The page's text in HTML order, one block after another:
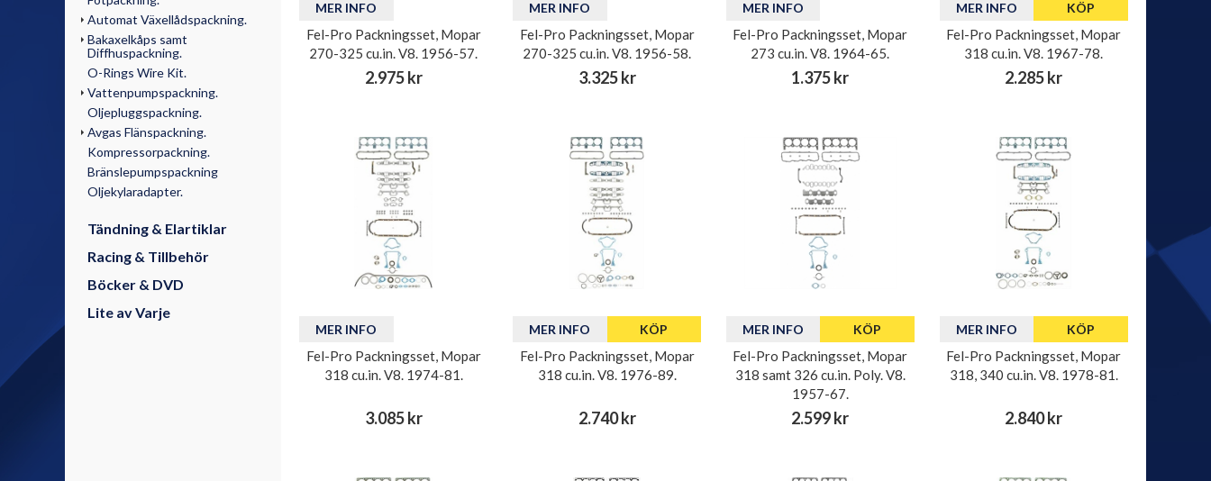
Automat Växellådspackning.
Bakaxelkåps samt
Diffhuspackning.
O-Rings Wire Kit.
Vattenpumpspackning.
Oljepluggspackning.
Avgas Flänspackning.
Kompressorpackning.
Bränslepumpspackning
Oljekylaradapter.
Tändning & Elartiklar
Racing & Tillbehör
Böcker & DVD
Lite av Varje
MER INFO
Fel-Pro Packningsset, Mopar
270-325 cu.in. V8. 1956-57.
2.975 kr
MER INFO
Fel-Pro Packningsset, Mopar
270-325 cu.in. V8. 1956-58.
3.325 kr
MER INFO
Fel-Pro Packningsset, Mopar
273 cu.in. V8. 1964-65.
1.375 kr
MER INFO KÖP
Fel-Pro Packningsset, Mopar
318 cu.in. V8. 1967-78.
2.285 kr
MER INFO
Fel-Pro Packningsset, Mopar
318 cu.in. V8. 1974-81.
3.085 kr
MER INFO KÖP
Fel-Pro Packningsset, Mopar
318 cu.in. V8. 1976-89.
2.740 kr
MER INFO KÖP
Fel-Pro Packningsset, Mopar
318 samt 326 cu.in. Poly. V8.
1957-67.
2.599 kr
MER INFO KÖP
Fel-Pro Packningsset, Mopar
318, 340 cu.in. V8. 1978-81.
2.840 kr